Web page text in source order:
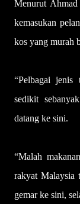
Menurut Ahmad
kemasukan
kos yang murah
“Pelbagai jenis
sedikit
datang ke sini.
“Malah
rakyat Malaysia
gemar ke sini,